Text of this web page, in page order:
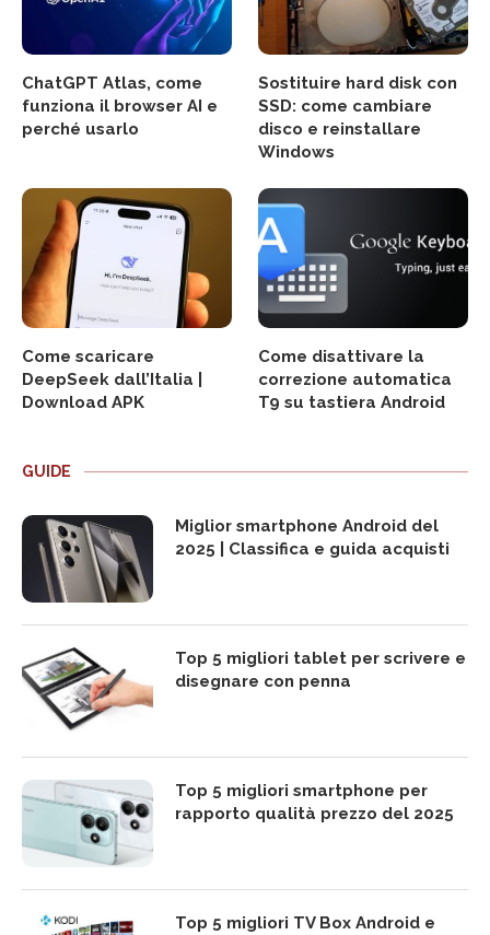
ChatGPT Atlas, come
funziona il browser AI e
perché usarlo
Sostituire hard disk con
SSD: come cambiare
disco e reinstallare
Windows
Come scaricare
DeepSeek dall’Italia |
Download APK
Come disattivare la
correzione automatica
T9 su tastiera Android
GUIDE
Miglior smartphone Android del
2025 | Classifica e guida acquisti
Top 5 migliori tablet per scrivere e
disegnare con penna
Top 5 migliori smartphone per
rapporto qualità prezzo del 2025
Top 5 migliori TV Box Android e